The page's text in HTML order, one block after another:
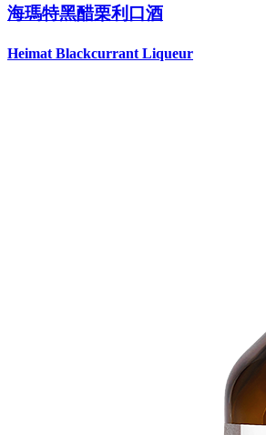
海瑪特黑醋栗利口酒
Heimat Blackcurrant Liqueur